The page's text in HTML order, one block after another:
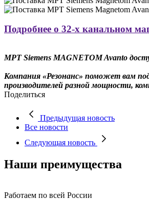
Подробнее о 32-х канальном
МРТ Siemens MAGNETOM Avanto
Компания «Резонанс» поможет вам
производителей разной мощности,
Поделиться
Предыдущая новость
Все новости
Следующая новость
Наши преимущества
Работаем по всей России